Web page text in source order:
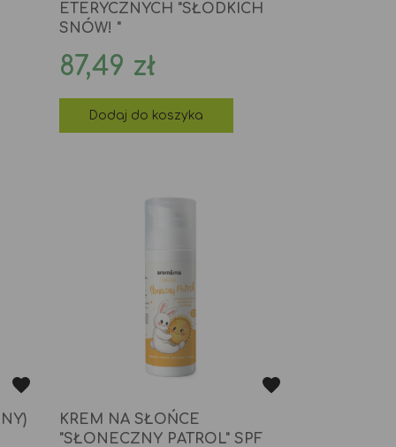
ETERYCZNYCH "SŁODKICH
SNÓW! "
Cena
87,49 zł
Dodaj do koszyka
KREM NA SŁOŃCE
"SŁONECZNY PATROL" SPF